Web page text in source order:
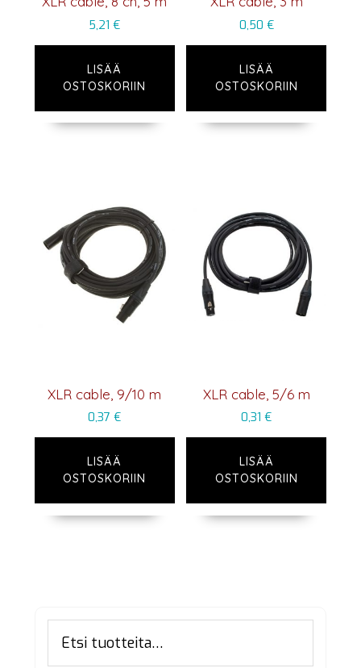
5,21€
LISÄÄ
OSTOSKORIIN
0,50 €
LISÄÄ
OSTOSKORIIN
XLR cable, 9/10 m
0,37€
LISÄÄ
OSTOSKORIIN
XLR cable, 5/6 m
0,31€
LISÄÄ
OSTOSKORIIN
Ensisijainen
sivupalkki